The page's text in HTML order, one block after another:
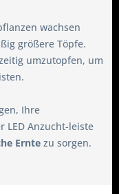
wachsen
größere Töpfe.
umzutopfen, um
Ihre
LED Anzucht-leiste
Ernte zu sorgen.